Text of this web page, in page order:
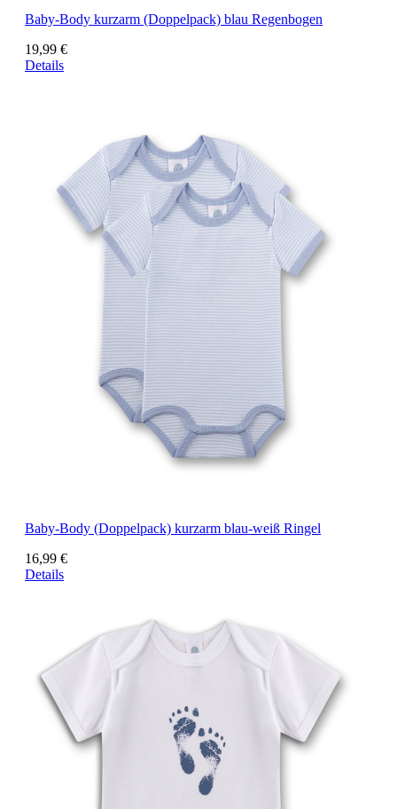
Baby-Body kurzarm (Doppelpack) blau Regenbogen
19,99 €
Details
Baby-Body (Doppelpack) kurzarm blau-weiß Ringel
16,99 €
Details